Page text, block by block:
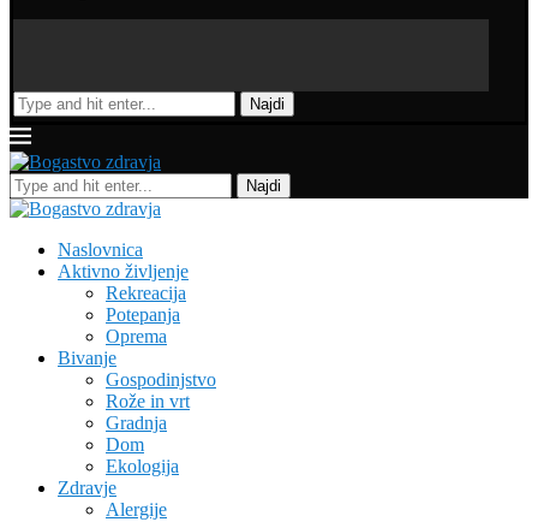
Najdi
Najdi
Naslovnica
Aktivno življenje
Rekreacija
Potepanja
Oprema
Bivanje
Gospodinjstvo
Rože in vrt
Gradnja
Dom
Ekologija
Zdravje
Alergije